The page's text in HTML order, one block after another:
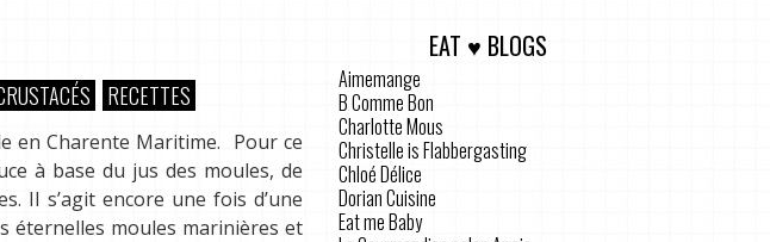
RECETTES
en Charente Maritime. Pour ce
à base du jus des moules, de
Il s’agit encore une fois d’une
éternelles moules marinières et
EAT ♥ BLOGS
Aimemange
B Comme Bon
Charlotte Mous
Christelle is Flabbergasting
Chloé Délice
Dorian Cuisine
Eat me Baby